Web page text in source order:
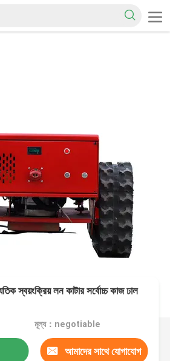
স্বয়ংক্রিয় লন কাটার সর্বোচ্চ কাজ ঢাল
মূল্য：negotiable
আমাদের সাথে যোগাযোগ